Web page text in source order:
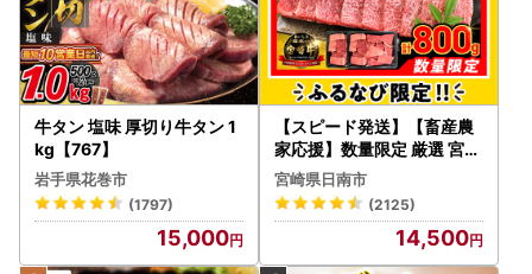
牛タン 塩味 厚切り牛タン 1
kg【767】
岩手県花巻市
(1797)
15,000
【スピード発送】【畜産農
家応援】数量限定 厳選 宮崎
牛 赤身 焼肉 計800g FN-Li
mited-PR_BDV5-26-2W
宮崎県日南市
(2125)
14,500